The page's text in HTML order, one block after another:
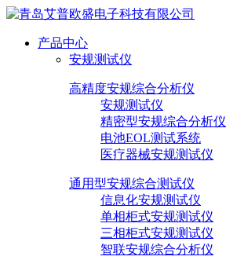
产品中心
安规测试仪
高精度安规综合分析仪
安规测试仪
精密型安规综合分析仪
电池EOL测试系统
医疗器械安规测试仪
通用型安规综合测试仪
信息化安规测试仪
单相柜式安规测试仪
三相柜式安规测试仪
智联安规综合分析仪